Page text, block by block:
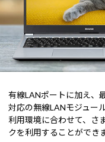
有線LANポートに加え、
対応の無線LANモジュー
利用環境に合わせて、さ
クを利用することができ